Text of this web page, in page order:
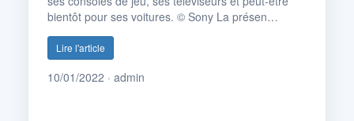
bientôt pour ses voitures. © Sony La présen…
Lire l'article
10/01/2022 · admin